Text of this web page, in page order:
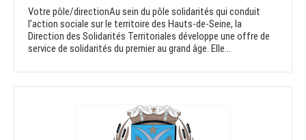
Votre pôle/directionAu sein du pôle solidarités qui conduit
l’action sociale sur le territoire des Hauts-de-Seine, la
Direction des Solidarités Territoriales développe une offre de
service de solidarités du premier au grand âge. Elle...